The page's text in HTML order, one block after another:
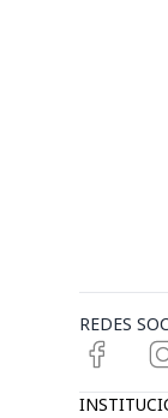
REDES